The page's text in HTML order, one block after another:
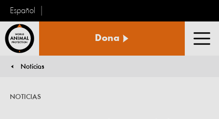
Español
Animal
Dona
Noticias
NOTICIAS